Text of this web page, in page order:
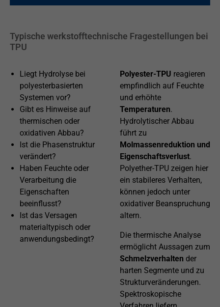
Typische werkstofftechnische Fragestellungen bei
TPU
Liegt Hydrolyse bei
polyesterbasierten
Systemen vor?
Gibt es Hinweise auf
thermischen oder
oxidativen Abbau?
Ist die Phasenstruktur
verändert?
Haben Feuchte oder
Verarbeitung die
Eigenschaften
beeinflusst?
Ist das Versagen
materialtypisch oder
anwendungsbedingt?
Polyester-TPU reagieren
empfindlich auf Feuchte
und erhöhte
Temperaturen.
Hydrolytischer Abbau
führt zu
Molmassenreduktion und
Eigenschaftsverlust.
Polyether-TPU zeigen hier
ein stabileres Verhalten,
können jedoch unter
oxidativer Beanspruchung
altern.
Die thermische Analyse
ermöglicht Aussagen zum
Schmelzverhalten der
harten Segmente und zu
Strukturveränderungen.
Spektroskopische